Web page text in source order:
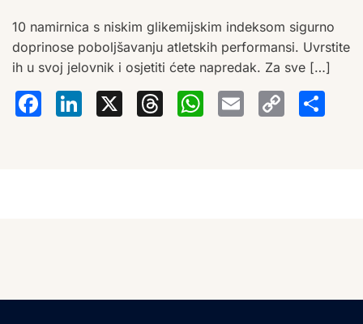
10 namirnica s niskim glikemijskim indeksom sigurno
doprinose poboljšavanju atletskih performansi. Uvrstite
ih u svoj jelovnik i osjetiti ćete napredak. Za sve […]
Facebook
LinkedIn
X Threads
Email